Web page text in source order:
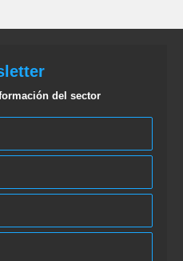
del sector